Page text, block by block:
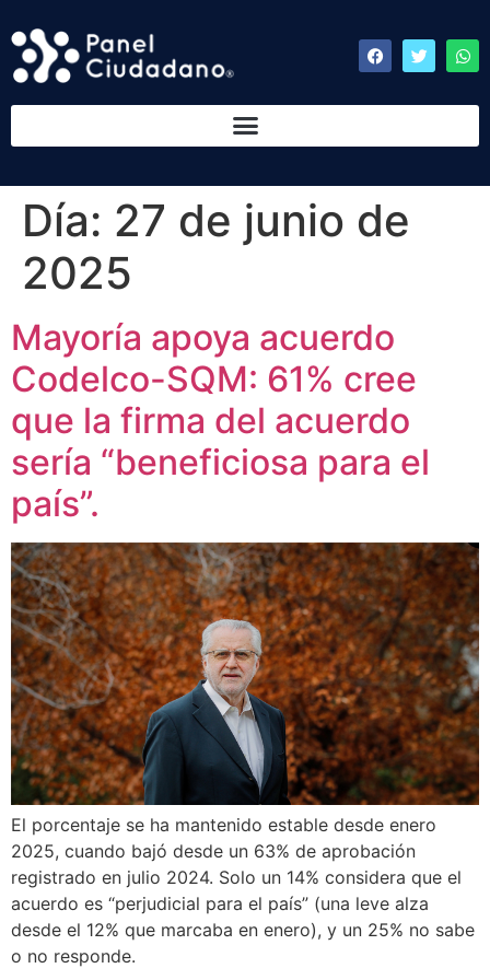
Día: 27 de junio de
2025
Mayoría apoya acuerdo
Codelco-SQM: 61% cree
que la firma del acuerdo
sería “beneficiosa para el
país”.
El porcentaje se ha mantenido estable desde enero
2025, cuando bajó desde un 63% de aprobación
registrado en julio 2024. Solo un 14% considera que el
acuerdo es “perjudicial para el país” (una leve alza
desde el 12% que marcaba en enero), y un 25% no sabe
o no responde.